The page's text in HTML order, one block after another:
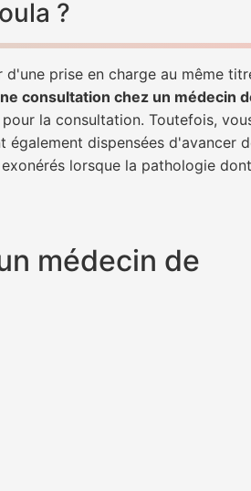
?
prise en charge au même
consultation chez un médecin
la consultation. Toutefois,
dispensées d'avancer
lorsque la pathologie
médecin de